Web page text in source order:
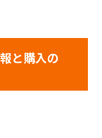
と購入の